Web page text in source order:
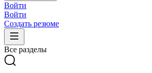
Войти
Войти
Создать резюме
Все разделы